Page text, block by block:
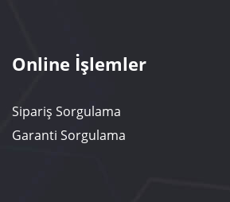
Online İşlemler
Sipariş Sorgulama
Garanti Sorgulama